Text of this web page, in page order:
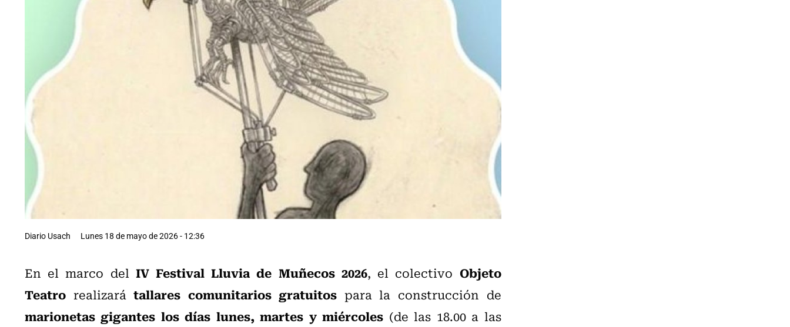
Diario Usach Lunes 18 de mayo de 2026 - 12:36
En el marco del IV Festival Lluvia de Muñecos 2026, el colectivo Objeto
Teatro realizarátallares comunitarios gratuitos para la construcción de
marionetas gigantes los días lunes, martes y miércoles (de las 18.00 a las